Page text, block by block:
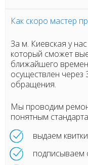
Как скоро мастер
За м. Киевская у
который сможет
ближайшего
осуществлен через
обращения.
Мы проводим
понятным
выдаем
подписываем